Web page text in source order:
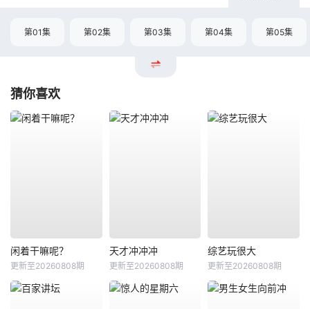
第01集 第02集 第03集 第04集 第05集
猜你喜欢
闲着干嘛呢？
更新至20260808期
天才冲冲冲
更新至20260808期
综艺玩很大
更新至20260808期